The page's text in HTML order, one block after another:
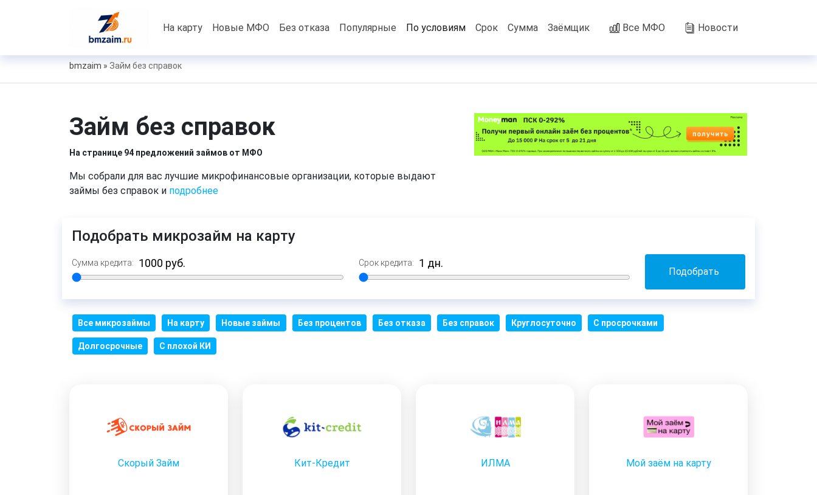
На карту Новые МФО Без отказа Популярные По условиям Срок Сумма Заёмщик Все МФО Новости
bmzaim » Займ без справок
Займ без справок
На странице 94 предложений займов от МФО
Мы собрали для вас лучшие микрофинансовые организации, которые выдают
займы без справок и подробнее
Подобрать микрозайм на карту
Сумма кредита: Срок кредита:
Подобрать
Все микрозаймы На карту Новые займы Без процентов Без отказа Без справок Круглосуточно С просрочками
Долгосрочные С плохой КИ
Скорый Займ Кит-Кредит ИЛМА Мой заём на карту